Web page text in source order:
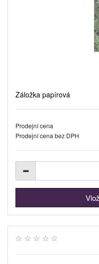
Záložka papírová
Prodejní cena
Prodejní cena bez DPH